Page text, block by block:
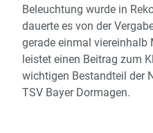
Beleuchtung wurde in
dauerte es von der
gerade einmal
leistet einen Beitrag zum
wichtigen Bestandteil der
TSV Bayer Dormagen.